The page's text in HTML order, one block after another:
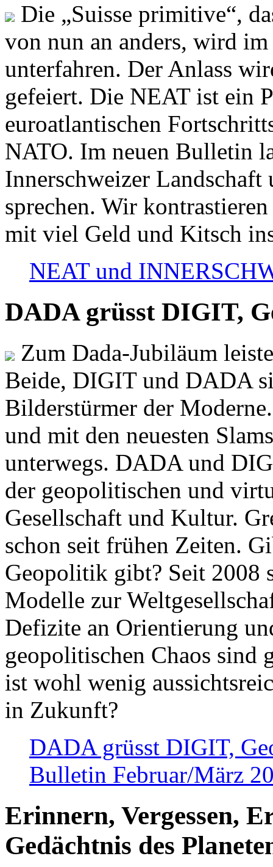
Die „Suisse primitive“,
von nun an anders, wird
unterfahren. Der Anlass
gefeiert. Die NEAT ist ein
euroatlantischen
NATO. Im neuen Bulletin
Innerschweizer
sprechen. Wir
mit viel Geld und Kitsch
NEAT und
DADA grüsst DIGIT,
Zum Dada-Jubiläum
Beide, DIGIT und DADA
Bilderstürmer der
und mit den neuesten
unterwegs. DADA und
der geopolitischen und
Gesellschaft und Kultur.
schon seit frühen Zeiten.
Geopolitik gibt? Seit 2008
Modelle zur
Defizite an Orientierung
geopolitischen Chaos sind
ist wohl wenig
in Zukunft?
DADA grüsst DIGIT,
Bulletin Februar/März
Erinnern, Vergessen,
Gedächtnis des